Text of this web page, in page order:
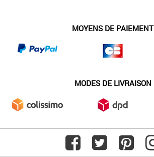
MOYENS DE PAIEMENT
MODES DE LIVRAISON